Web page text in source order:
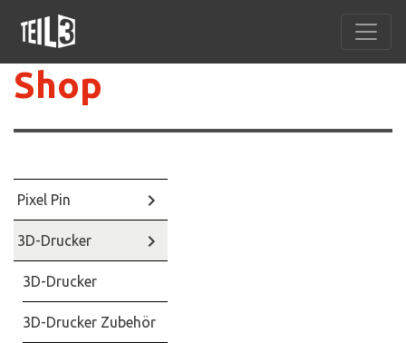
Shop
Pixel Pin keyboard_arrow_right
3D-Drucker keyboard_arrow_right
3D-Drucker
3D-Drucker Zubehör